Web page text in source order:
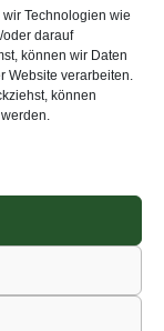
Technologien wie
darauf
können wir Daten
Website verarbeiten.
können